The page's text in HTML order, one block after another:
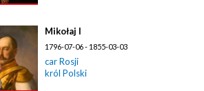
Mikołaj I
1796-07-06 - 1855-03-03
car Rosji
król Polski